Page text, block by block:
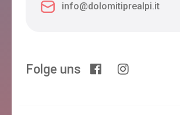
info@dolomitiprealpi.it
Folge uns